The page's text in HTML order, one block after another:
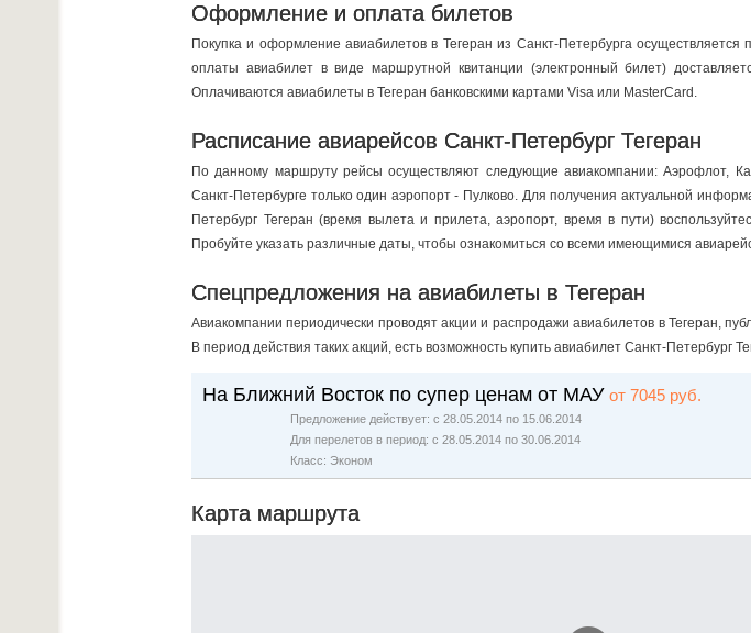
Оформление и оплата билетов
Покупка и оформление авиабилетов в Тегеран из Санкт-Петербурга осуществляется
оплаты авиабилет в виде маршрутной квитанции (электронный билет)
Оплачиваются авиабилеты в Тегеран банковскими картами Visa или MasterCard.
Расписание авиарейсов Санкт-Петербург Тегеран
По данному маршруту рейсы осуществляют следующие авиакомпании: Аэрофлот,
Санкт-Петербурге только один аэропорт - Пулково. Для получения актуальной
Петербург Тегеран (время вылета и прилета, аэропорт, время в пути)
Пробуйте указать различные даты, чтобы ознакомиться со всеми имеющимися
Спецпредложения на авиабилеты в Тегеран
Авиакомпании периодически проводят акции и распродажи авиабилетов в Тегеран,
В период действия таких акций, есть возможность купить авиабилет Санкт-Петербург
На Ближний Восток по супер ценам от МАУ от 7045 руб.
Предложение действует: с 28.05.2014 по 15.06.2014
Для перелетов в период: с 28.05.2014 по 30.06.2014
Класс: Эконом
Карта маршрута